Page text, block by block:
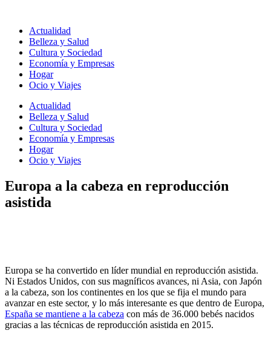
contenidoActualidad
Belleza y Salud
Cultura y Sociedad
Economía y Empresas
Hogar
Ocio y Viajes
Actualidad
Belleza y Salud
Cultura y Sociedad
Economía y Empresas
Hogar
Ocio y Viajes
Europa a la cabeza en reproducción
asistida
Europa se ha convertido en líder mundial en reproducción asistida.
Ni Estados Unidos, con sus magníficos avances, ni Asia, con Japón
a la cabeza, son los continentes en los que se fija el mundo para
avanzar en este sector, y lo más interesante es que dentro de Europa,
España se mantiene a la cabeza con más de 36.000 bebés nacidos
gracias a las técnicas de reproducción asistida en 2015.